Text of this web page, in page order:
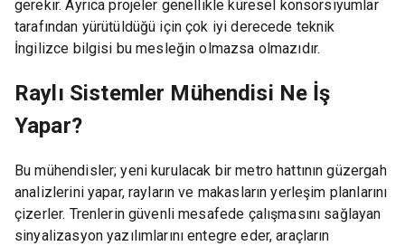
gerekir. Ayrıca projeler genellikle küresel konsorsiyumlar
tarafından yürütüldüğü için çok iyi derecede teknik
İngilizce bilgisi bu mesleğin olmazsa olmazıdır.
Raylı Sistemler Mühendisi Ne İş
Yapar?
Bu mühendisler; yeni kurulacak bir metro hattının güzergah
analizlerini yapar, rayların ve makasların yerleşim planlarını
çizerler. Trenlerin güvenli mesafede çalışmasını sağlayan
sinyalizasyon yazılımlarını entegre eder, araçların